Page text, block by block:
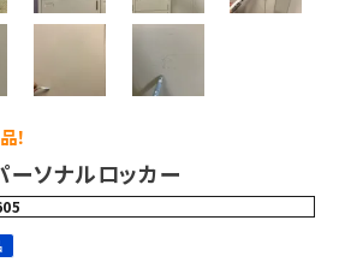
！
ソナルロッカー